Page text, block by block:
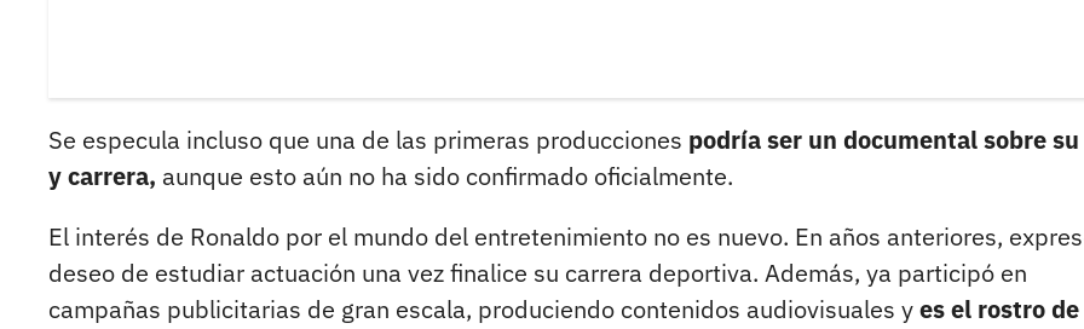
Se especula incluso que una de las primeras producciones podría ser un documental sobre
y carrera, aunque esto aún no ha sido confirmado oficialmente.
El interés de Ronaldo por el mundo del entretenimiento no es nuevo. En años anteriores,
deseo de estudiar actuación una vez finalice su carrera deportiva. Además, ya participó en
campañas publicitarias de gran escala, produciendo contenidos audiovisuales yes el rostro de